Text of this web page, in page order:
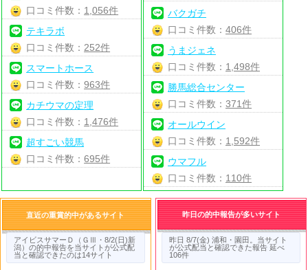
口コミ件数： 1,056件
テキラボ
口コミ件数： 252件
スマートホース
口コミ件数：963件
カチウマの定理
口コミ件数： 1,476件
超すごい競馬
口コミ件数：695件
バクガチ
口コミ件数： 406件
うまジェネ
口コミ件数： 1,498件
勝馬総合センター
口コミ件数： 371件
オールウイン
口コミ件数： 1,592件
ウマフル
口コミ件数： 110件
直近の重賞的中があるサイト
アイビスサマーＤ（ＧⅢ・8/2(日)新
潟）の的中報告を当サイトが公式配
当と確認できたのは14サイト
昨日の的中報告が多いサイト
昨日 8/7(金) 浦和・園田。当サイト
が公式配当と確認できた報告 延べ
106件